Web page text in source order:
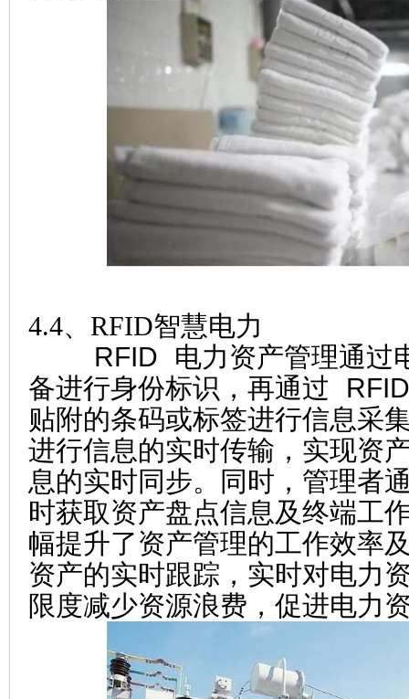
4.4、RFID智慧电力
RFID 电力资产管理通过电
备进行身份标识，再通过
贴附的条码或标签进行信息采
进行信息的实时传输，实现资
息的实时同步。同时，管理者
时获取资产盘点信息及终端工
幅提升了资产管理的工作效率
资产的实时跟踪，实时对电力
限度减少资源浪费，促进电力